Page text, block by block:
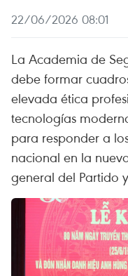
22/06/2026 08:01
La Academia de
debe formar
elevada ética
tecnologías
para responder a
nacional en la
general del Partido